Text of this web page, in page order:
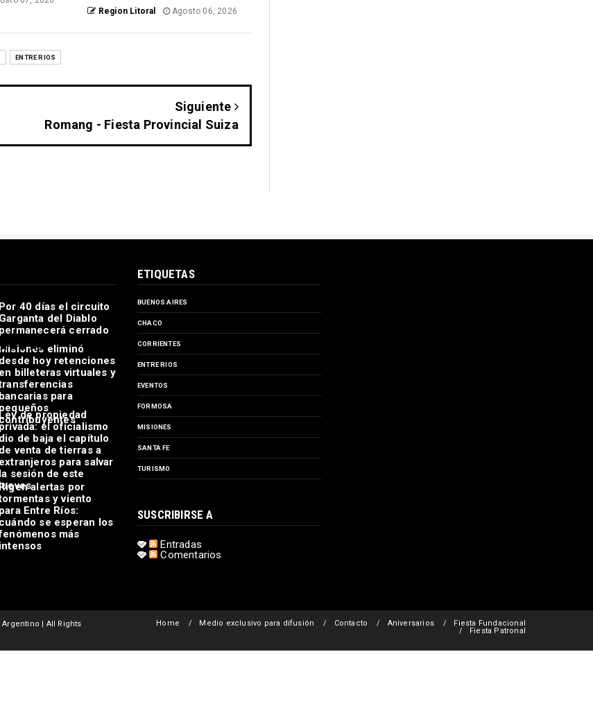
Region Litoral Agosto 06, 2026
ENTRE RIOS
Siguiente
Romang - Fiesta Provincial Suiza
Por 40 días el circuito
Garganta del Diablo
permanecerá cerrado
Misiones eliminó
desde hoy retenciones
en billeteras virtuales y
bancarias para
pequeños
contribuyentes
Ley de propiedad
privada: el oficialismo
dio de baja el capítulo
de venta de tierras a
extranjeros para salvar
la sesión de este
juevesalertas por
y viento
para Entre Ríos:
cuándo se esperan los
más
intensos
ETIQUETAS
BUENOS AIRES
CHACO
CORRIENTES
ENTRE RIOS
EVENTOS
FORMOSA
MISIONES
SANTA FE
TURISMO
SUSCRIBIRSE A
Entradas
Comentarios
| All Rights
Home Medio exclusivo para difusión Contacto Aniversarios
Fiesta Fundacional
Fiesta Patronal